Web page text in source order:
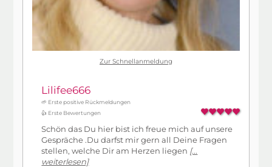
Zur Schnellanmeldung
Lilifee666
🌱 Erste positive Rückmeldungen
👍 Erste Bewertungen
Schön das Du hier bist ich freue mich auf unsere
Gespräche .Du darfst mir gern all Deine Fragen
stellen, welche Dir am Herzen liegen [...
weiterlesen]